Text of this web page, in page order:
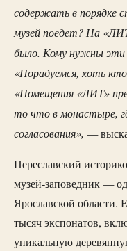
содержать в порядке
музей поедет? На
было. Кому нужны эти
«Порадуемся, хоть
«Помещения «ЛИТ»
то что в монастыре,
согласования», —
Переславский
музей-заповедник —
Ярославской области.
тысяч экспонатов,
уникальную